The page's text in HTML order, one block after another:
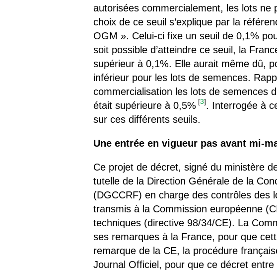
autorisées commercialement, les lots
choix de ce seuil s’explique par la
OGM ». Celui-ci fixe un seuil de 0,1%
soit possible d’atteindre ce seuil, la
supérieur à 0,1%. Elle aurait même dû,
inférieur pour les lots de semences.
commercialisation les lots de semences
était supérieure à 0,5% [3]. Interrogée à
sur ces différents seuils.
Une entrée en vigueur pas avant mi-
Ce projet de décret, signé du ministère
tutelle de la Direction Générale de la
(DGCCRF) en charge des contrôles des
transmis à la Commission européenne
techniques (directive 98/34/CE). La
ses remarques à la France, pour que
remarque de la CE, la procédure
Journal Officiel, pour que ce décret entre